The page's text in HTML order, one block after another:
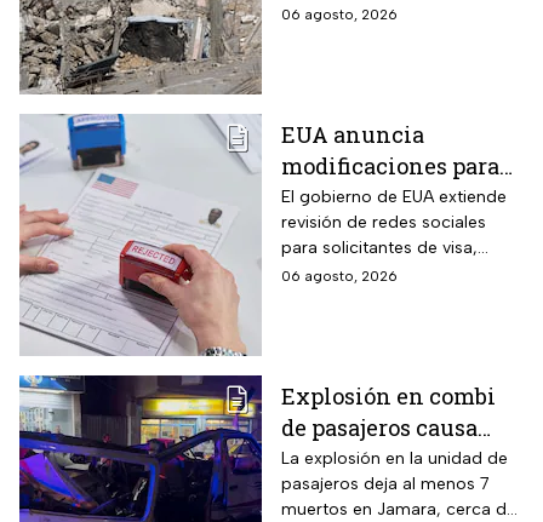
aumento de menores
06 agosto, 2026
EUA anuncia
modificaciones para
el trámite de la visa:
mexicanos deberán
cumplir nueva
medida
El gobierno de EUA extiende
revisión de redes sociales
para solicitantes de visa,
incluyendo mexicanos y
06 agosto, 2026
Explosión en combi
de pasajeros causa
terror en las calles de
Jaramana en Damasco
La explosión en la unidad de
pasajeros deja al menos 7
muertos en Jamara, cerca de